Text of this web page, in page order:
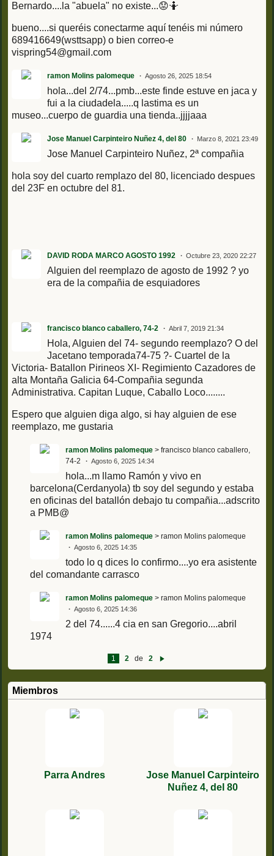
Bernardo....la "abuela" no existe...😟🤷
bueno....si queréis conectarme aquí tenéis mi número
689416649(wsttsapp) o bien correo-e
vispring54@gmail.com
ramon Molins palomeque Agosto 26, 2025 18:54
hola...del 2/74...pmb...este finde estuve en jaca y
fui a la ciudadela.....q lastima es un
museo...cuerpo de guardia una tienda..jjjjaaa
Jose Manuel Carpinteiro Nuñez 4, del 80 Marzo 8, 2021 23:49
Jose Manuel Carpinteiro Nuñez, 2ª compañia
hola soy del cuarto remplazo del 80, licenciado despues
del 23F en octubre del 81.
DAVID RODA MARCO AGOSTO 1992 Octubre 23, 2020 22:27
Alguien del reemplazo de agosto de 1992 ? yo
era de la compañia de esquiadores
francisco blanco caballero, 74-2 Abril 7, 2019 21:34
Hola, Alguien del 74- segundo reemplazo? O del
Jacetano temporada74-75 ?- Cuartel de la
Victoria- Batallon Pirineos XI- Regimiento Cazadores de
alta Montaña Galicia 64-Compañia segunda
Administrativa. Capitan Luque, Caballo Loco........
Espero que alguien diga algo, si hay alguien de ese
reemplazo, me gustaria
ramon Molins palomeque > francisco blanco caballero,
74-2
Agosto 6, 2025 14:34
hola...m llamo Ramón y vivo en
barcelona(Cerdanyola) tb soy del segundo y estaba
en oficinas del batallón debajo tu compañia...adscrito
a PMB@
ramon Molins palomeque > ramon Molins palomeque
Agosto 6, 2025 14:35
todo lo q dices lo confirmo....yo era asistente
del comandante carrasco
ramon Molins palomeque > ramon Molins palomeque
Agosto 6, 2025 14:36
2 del 74......4 cia en san Gregorio....abril
1974
1 2 de
2
ui
Miembros
Parra Andres
Jose Manuel Carpinteiro
Nuñez 4, del 80